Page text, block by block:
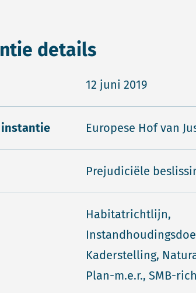
details
12 juni 2019
instantie Europese Hof van
Prejudiciële
Habitatrichtlijn,
Kaderstelling,
Plan-m.e.r., SMB-